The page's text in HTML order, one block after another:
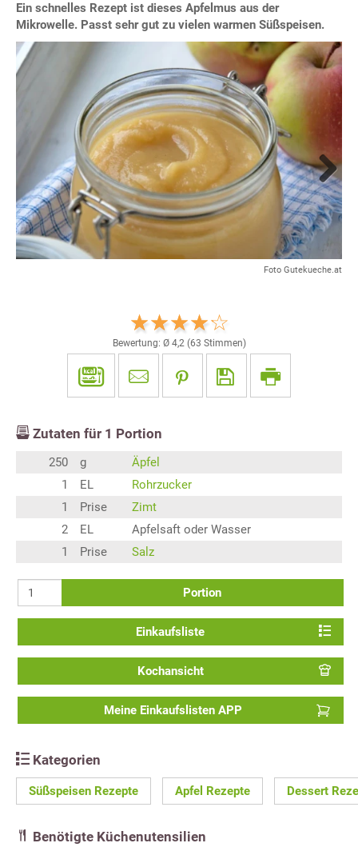
Ein schnelles Rezept ist dieses Apfelmus aus der
Mikrowelle. Passt sehr gut zu vielen warmen Süßspeisen.
Foto Gutekueche.at
Next
Bewertung: Ø 4,2(63 Stimmen)
Zutaten für 1 Portion
250 g
Äpfel
1
EL
Rohrzucker
1
Prise
Zimt
2
EL
Apfelsaft oder Wasser
1
Prise Salz
Portion
Einkaufsliste
Kochansicht
Meine Einkaufslisten APP
Kategorien
Süßspeisen Rezepte Apfel Rezepte Dessert
Benötigte Küchenutensilien